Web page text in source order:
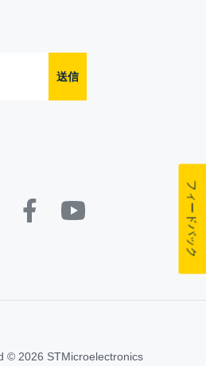
送信
© 2026 STMicroelectronics
フィードバック